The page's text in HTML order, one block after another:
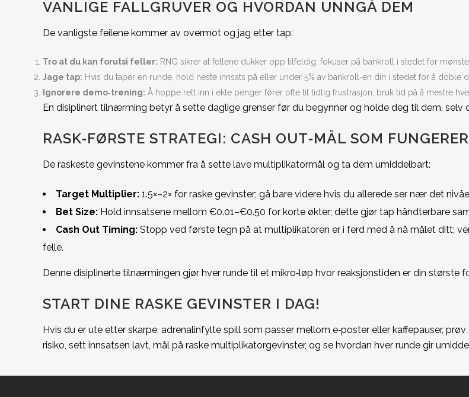
VANLIGE FALLGRUVER OG HVORDAN UNNGÅ DEM
De vanligste feilene kommer av overmot og jag etter tap:
Tro at du kan forutsi feller: RNG sikrer at fellene dukker opp tilfeldig; fokuser på bankroll i stedet for
Jage tap: Hvis du taper en runde, hold neste innsats på eller under 5% av bankroll‑en din i stedet for å doble
Ignorere demo‑trening: Å hoppe rett inn i ekte penger fører ofte til tidlig frustrasjon; bruk tid på å mestre
En disiplinert tilnærming betyr å sette daglige grenser før du begynner og holde deg til dem, selv
RASK‑FØRSTE STRATEGI: CASH OUT‑MÅL SOM FUNGERER
De raskeste gevinstene kommer fra å sette lave multiplikatormål og ta dem umiddelbart:
Target Multiplier: 1.5×–2× for raske gevinster; gå bare videre hvis du allerede ser nær det
Bet Size: Hold innsatsene mellom €0.01–€0.50 for korte økter; dette gjør tap håndterbare
Cash Out Timing: Stopp ved første tegn på at multiplikatoren er i ferd med å nå målet ditt;
felle.
Denne disiplinerte tilnærmingen gjør hver runde til et mikro‑løp hvor reaksjonstiden er din største
START DINE RASKE GEVINSTER I DAG!
Hvis du er ute etter skarpe, adrenalinfylte spill som passer mellom e‑poster eller kaffepauser,
risiko, sett innsatsen lavt, mål på raske multiplikatorgevinster, og se hvordan hver runde gir